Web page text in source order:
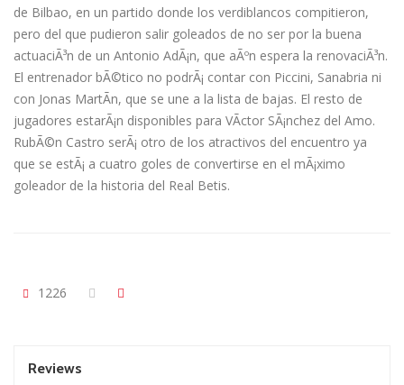
de Bilbao, en un partido donde los verdiblancos compitieron,
pero del que pudieron salir goleados de no ser por la buena
actuaciÃ³n de un Antonio AdÃ¡n, que aÃºn espera la renovaciÃ³n.
El entrenador bÃ©tico no podrÃ¡ contar con Piccini, Sanabria ni
con Jonas MartÃ­n, que se une a la lista de bajas. El resto de
jugadores estarÃ¡n disponibles para VÃ­ctor SÃ¡nchez del Amo.
RubÃ©n Castro serÃ¡ otro de los atractivos del encuentro ya
que se estÃ¡ a cuatro goles de convertirse en el mÃ¡ximo
goleador de la historia del Real Betis.
1226
Reviews